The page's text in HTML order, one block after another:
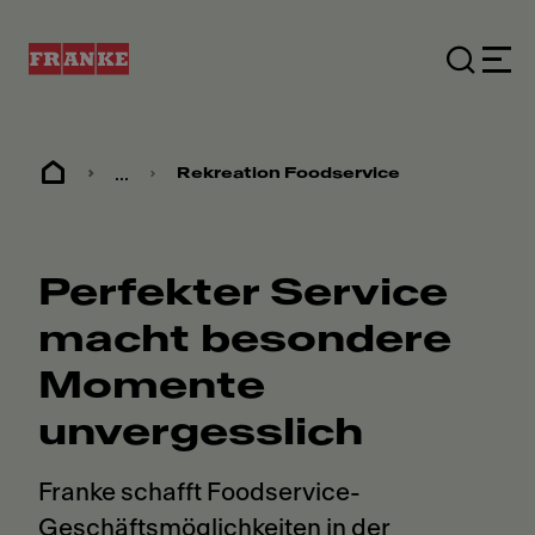
... Rekreation Foodservice
Perfekter Service
macht besondere
Momente
unvergesslich
Franke schafft Foodservice-
Geschäftsmöglichkeiten in der